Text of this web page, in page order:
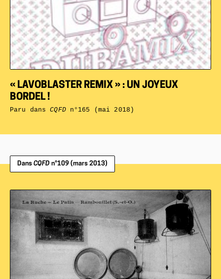
« LAVOBLASTER REMIX » : UN JOYEUX
BORDEL !
Paru dansCQFDn°165 (mai 2018)
Dans CQFD n°109 (mars 2013)